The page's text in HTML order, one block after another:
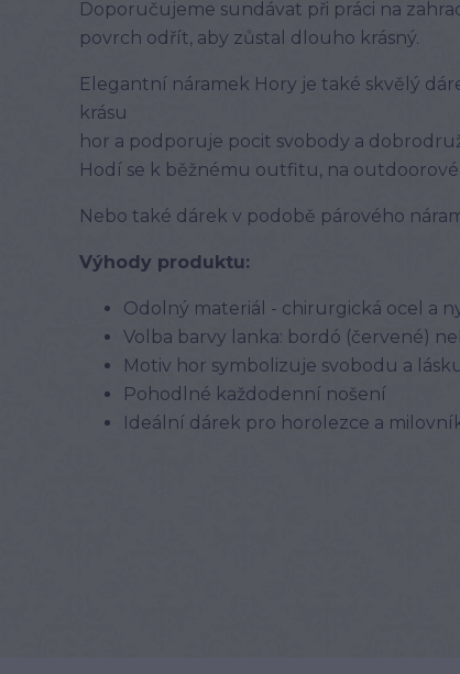
Doporučujeme sundávat při práci na
povrch odřít, aby zůstal dlouho krásný.
Elegantní náramek Hory je také skvělý
krásu
hor a podporuje pocit svobody a
Hodí se k běžnému outfitu, na
Nebo také dárek v podobě párového
Výhody produktu:
Odolný materiál - chirurgická ocel a
Volba barvy lanka: bordó (červené)
Motiv hor symbolizuje svobodu a
Pohodlné každodenní nošení
Ideální dárek pro horolezce a